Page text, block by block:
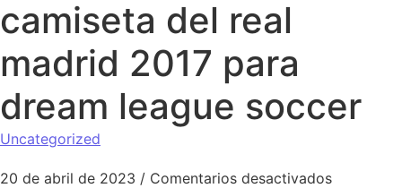
camiseta del real
madrid 2017 para
dream league soccer
Uncategorized
20 de abril de 2023 / Comentarios desactivadosen